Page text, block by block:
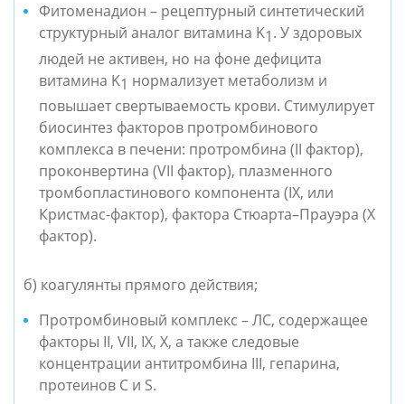
Фитоменадион – рецептурный синтетический
структурный аналог витамина K1. У здоровых
людей не активен, но на фоне дефицита
витамина K1 нормализует метаболизм и
повышает свертываемость крови. Стимулирует
биосинтез факторов протромбинового
комплекса в печени: протромбина (II фактор),
проконвертина (VII фактор), плазменного
тромбопластинового компонента (IX, или
Кристмас-фактор), фактора Стюарта–Прауэра (Х
фактор).
б) коагулянты прямого действия;
Протромбиновый комплекс – ЛС, содержащее
факторы II, VII, IX, X, а также следовые
концентрации антитромбина III, гепарина,
протеинов С и S.